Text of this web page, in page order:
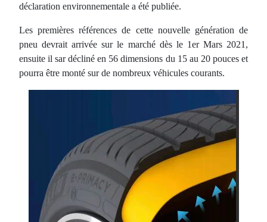
déclaration environnementale a été publiée.
Les premières références de cette nouvelle génération de
pneu devrait arrivée sur le marché dès le 1er Mars 2021,
ensuite il sar décliné en 56 dimensions du 15 au 20 pouces et
pourra être monté sur de nombreux véhicules courants.